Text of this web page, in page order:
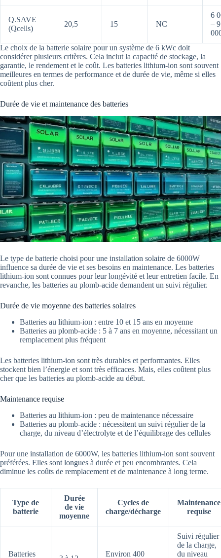
Q.SAVE
(Qcells)
20,5 15 NC
6
– 9
Le choix de la batterie solaire pour un système de 6 kWc doit
considérer plusieurs critères. Cela inclut la capacité de stockage, la
garantie, le rendement et le coût. Les batteries lithium-ion sont souvent
meilleures en termes de performance et de durée de vie, même si elles
coûtent plus cher.
Durée de vie et maintenance des batteries
Le type de batterie choisi pour une installation solaire de 6000W
influence sa durée de vie et ses besoins en maintenance. Les batteries
lithium-ion sont connues pour leur longévité et leur entretien facile. En
revanche, les batteries au plomb-acide demandent un suivi régulier.
Durée de vie moyenne des batteries solaires
Batteries au lithium-ion : entre 10 et 15 ans en moyenne
Batteries au plomb-acide : 5 à 7 ans en moyenne, nécessitant un
remplacement plus fréquent
Les batteries lithium-ion sont très durables et performantes. Elles
stockent bien l’énergie et sont très efficaces. Mais, elles coûtent plus
cher que les batteries au plomb-acide au début.
Maintenance requise
Batteries au lithium-ion : peu de maintenance nécessaire
Batteries au plomb-acide : nécessitent un suivi régulier de la
charge, du niveau d’électrolyte et de l’équilibrage des cellules
Pour une installation de 6000W, les batteries lithium-ion sont souvent
préférées. Elles sont longues à durée et peu encombrantes. Cela
diminue les coûts de remplacement et de maintenance à long terme.
Type de
batterie
Durée
de vie
moyenne
Cycles de
charge/décharge
Maintenance
requise
Batteries Environ 400
Suivi régulier
de la charge,
du niveau